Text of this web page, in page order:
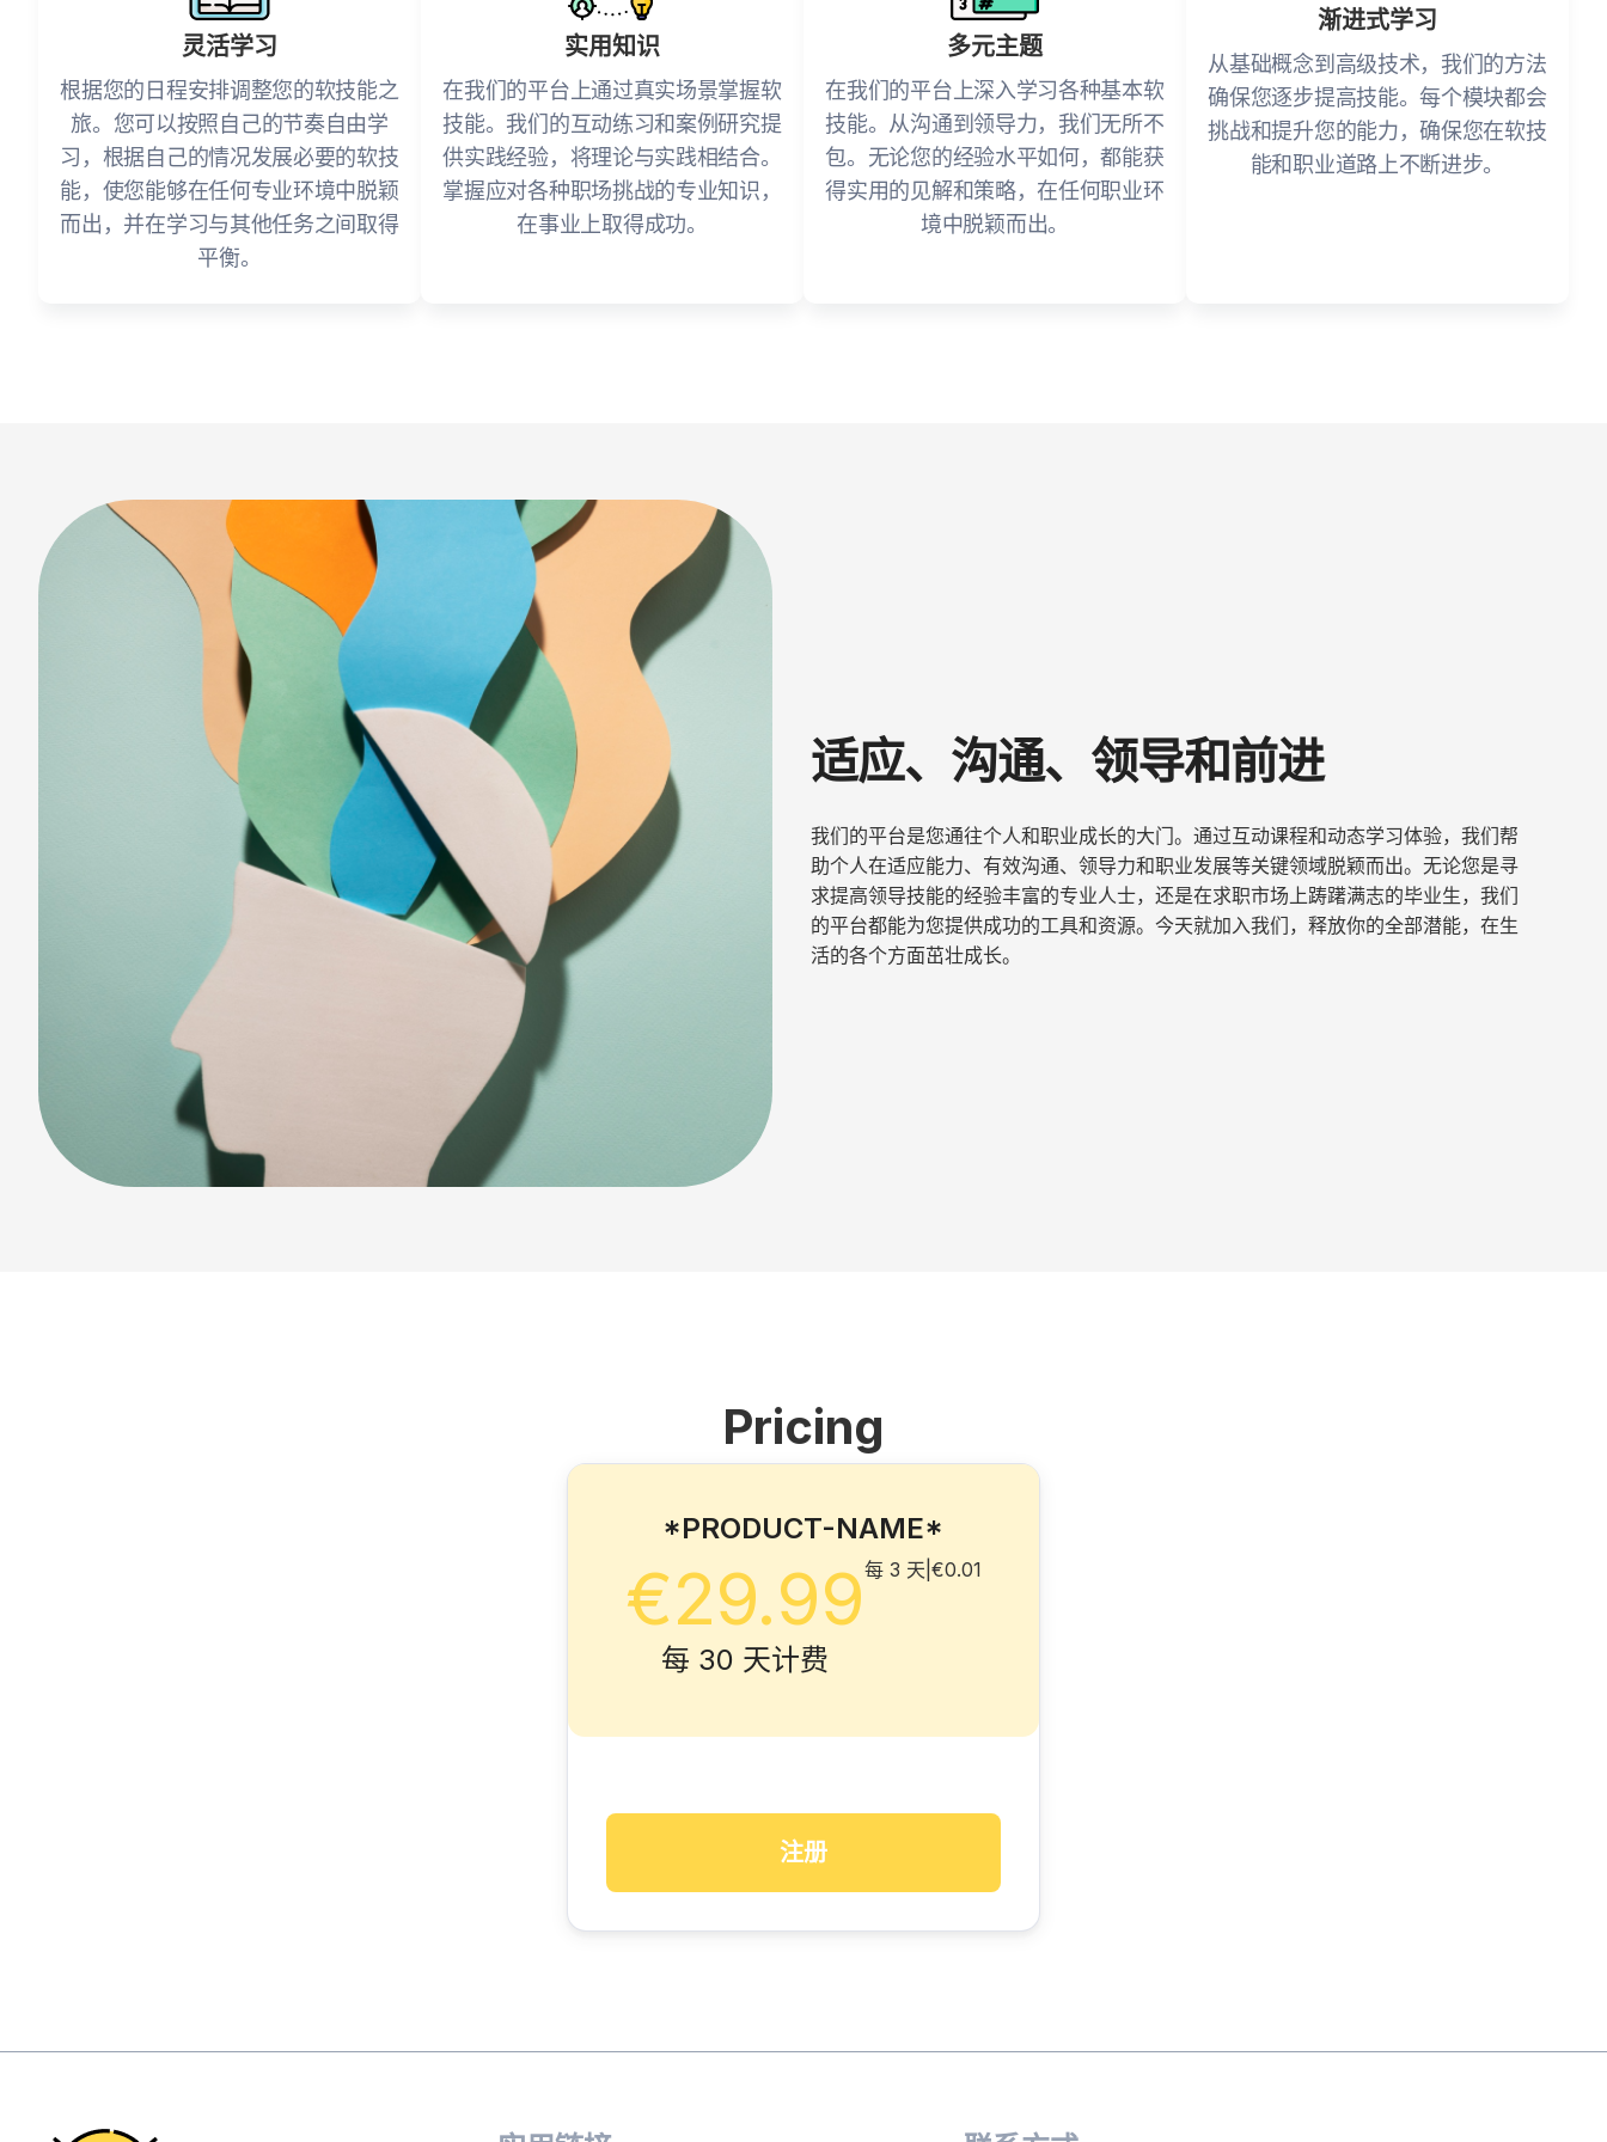
灵活学习
根据您的日程安排调整您的软技能之
旅。您可以按照自己的节奏自由学
习，根据自己的情况发展必要的软技
能，使您能够在任何专业环境中脱颖
而出，并在学习与其他任务之间取得
平衡。
实用知识
在我们的平台上通过真实场景掌握软
技能。我们的互动练习和案例研究提
供实践经验，将理论与实践相结合。
掌握应对各种职场挑战的专业知识，
在事业上取得成功。
多元主题
在我们的平台上深入学习各种基本软
技能。从沟通到领导力，我们无所不
包。无论您的经验水平如何，都能获
得实用的见解和策略，在任何职业环
境中脱颖而出。
渐进式学习
从基础概念到高级技术，我们的方法
确保您逐步提高技能。每个模块都会
挑战和提升您的能力，确保您在软技
能和职业道路上不断进步。
适应、沟通、领导和前进
我们的平台是您通往个人和职业成长的大门。通过互动课程和动态学习体验，我们帮
助个人在适应能力、有效沟通、领导力和职业发展等关键领域脱颖而出。无论您是寻
求提高领导技能的经验丰富的专业人士，还是在求职市场上踌躇满志的毕业生，我们
的平台都能为您提供成功的工具和资源。今天就加入我们，释放你的全部潜能，在生
活的各个方面茁壮成长。
Pricing
*PRODUCT-NAME*
€29.99
每 30 天计费
每 3 天 €0.01
注册